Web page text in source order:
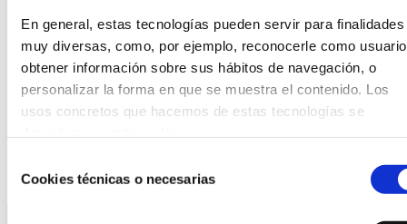
En general, estas tecnologías pueden servir para finalidades
muy diversas, como, por ejemplo, reconocerle como
obtener información sobre sus hábitos de navegación, o
personalizar la forma en que se muestra el contenido. Los
usos concretos que hacemos de estas tecnologías se
deCookies técnicas o necesarias
actualmente afecta a más de 800.000 personas en nuestro
país y que presenta una proyección que podría duplicar
esta cifra para el año 2050.